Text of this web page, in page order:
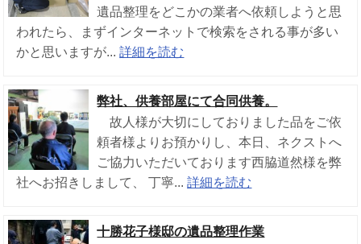
遺品整理をどこかの業者へ依頼しようと思
われたら、まずインターネットで検索をされる事が多い
かと思いますが...詳細を読む
弊社、供養部屋にて合同供養。
故人様が大切にしておりました品をご依
頼者様よりお預かりし、本日、ネクストへ
ご協力いただいております西脇道然様を弊
社へお招きしまして、 丁寧...詳細を読む
十勝花子様邸の遺品整理作業